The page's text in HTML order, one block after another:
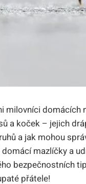
milovníci domácích
a koček – jejich
a jak mohou
mazlíčky a
bezpečnostních
přátele!